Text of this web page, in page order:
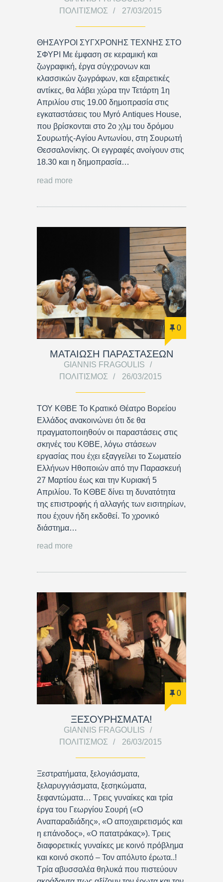
ΠΟΛΙΤΙΣΜΌΣ
27/03/2015
ΘΗΣΑΥΡΟΙ ΣΥΓΧΡΟΝΗΣ ΤΕΧΝΗΣ ΣΤΟ
ΣΦΥΡΙ Με έμφαση σε κεραμική και
ζωγραφική, έργα σύγχρονων και
κλασσικών ζωγράφων, και εξαιρετικές
αντίκες, θα λάβει χώρα την Τετάρτη 1η
Απριλίου στις 19.00 δημοπρασία στις
εγκαταστάσεις του Myrό Antiques House,
που βρίσκονται στο 2ο χλμ του δρόμου
Σουρωτής-Αγίου Αντωνίου, στη Σουρωτή
Θεσσαλονίκης. Οι εγγραφές ανοίγουν στις
18.30 και η δημοπρασία…
read more
0
ΜΑΤΑΙΩΣΗ ΠΑΡΑΣΤΑΣΕΩΝ
GIANNIS FRAGOULIS
ΠΟΛΙΤΙΣΜΌΣ
26/03/2015
ΤΟΥ ΚΘΒΕ Το Κρατικό Θέατρο Βορείου
Ελλάδος ανακοινώνει ότι δε θα
πραγματοποιηθούν οι παραστάσεις στις
σκηνές του ΚΘΒΕ, λόγω στάσεων
εργασίας που έχει εξαγγείλει το Σωματείο
Ελλήνων Ηθοποιών από την Παρασκευή
27 Μαρτίου έως και την Κυριακή 5
Απριλίου. Το ΚΘΒΕ δίνει τη δυνατότητα
της επιστροφής ή αλλαγής των εισιτηρίων,
που έχουν ήδη εκδοθεί. Το χρονικό
διάστημα…
read more
0
ΞΕΣΟΥΡΗΣΜΑΤΑ!
GIANNIS FRAGOULIS
ΠΟΛΙΤΙΣΜΌΣ
26/03/2015
Ξεστρατήματα, ξελογιάσματα,
ξελαρυγγιάσματα, ξεσηκώματα,
ξεφαντώματα… Τρεις γυναίκες και τρία
έργα του Γεωργίου Σουρή («Ο
Αναπαραδιάδης», «Ο αποχαιρετισμός και
η επάνοδος», «Ο πατατράκας»). Τρεις
διαφορετικές γυναίκες με κοινό πρόβλημα
και κοινό σκοπό – Τον απόλυτο έρωτα..!
Τρία αβυσσαλέα θηλυκά που πιστεύουν